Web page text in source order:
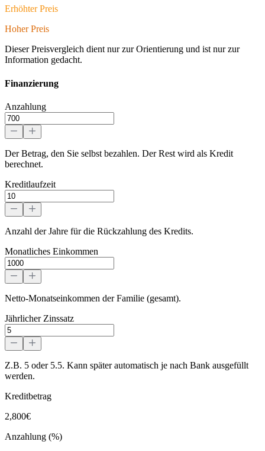
Erhöhter Preis
Hoher Preis
Dieser Preisvergleich dient nur zur Orientierung und ist nur zur
Information gedacht.
Finanzierung
Anzahlung
Der Betrag, den Sie selbst bezahlen. Der Rest wird als Kredit
berechnet.
Kreditlaufzeit
Anzahl der Jahre für die Rückzahlung des Kredits.
Monatliches Einkommen
Netto-Monatseinkommen der Familie (gesamt).
Jährlicher Zinssatz
Z.B. 5 oder 5.5. Kann später automatisch je nach Bank ausgefüllt
werden.
Kreditbetrag
2,800€
Anzahlung (%)